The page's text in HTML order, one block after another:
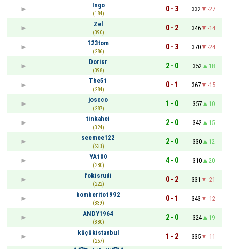
Ingo
(184)
0 - 3 332
-27
Zel
(390)
0 - 2 346
-14
123tom
(286)
0 - 3 370
-24
Dorisr
(398)
2 - 0 352
18
The51
(284)
0 - 1 367
-15
joscco
(287)
1 - 0 357
10
tinkahei
(324)
2 - 0 342
15
seemee122
(233)
2 - 0 330
12
YA100
(280)
4 - 0 310
20
fokisrudi
(222)
0 - 2 331
-21
bomberito1992
(339)
0 - 1 343
-12
ANDY1964
(380)
2 - 0 324
19
küçükistanbul
(257)
1 - 2 335
-11